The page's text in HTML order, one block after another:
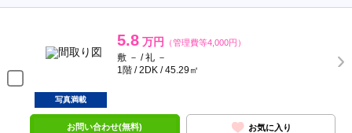
5.8 万円 （管理費等4,000円）
敷 － / 礼 －
1階 / 2DK / 45.29㎡
写真満載
お問い合わせ(無料) お気に入り